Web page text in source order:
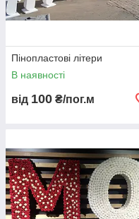
Пінопластові літери
В наявності
від 100 ₴/пог.м